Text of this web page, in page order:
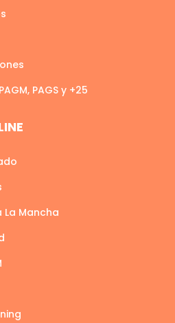
PAGS y +25
Mancha